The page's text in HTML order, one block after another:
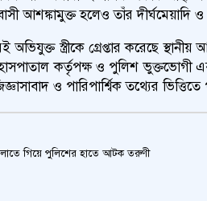
আশঙ্কামুক্ত হলেও তাঁর দীর্ঘমেয়াদি
স্ত্রীকে গ্রেপ্তার করেছে
কর্তৃপক্ষ ও পুলিশ ভুক্তভোগী
ও পারিপার্শ্বিক তথ্যের
গিয়ে পুলিশের হাতে আটক তরুণী